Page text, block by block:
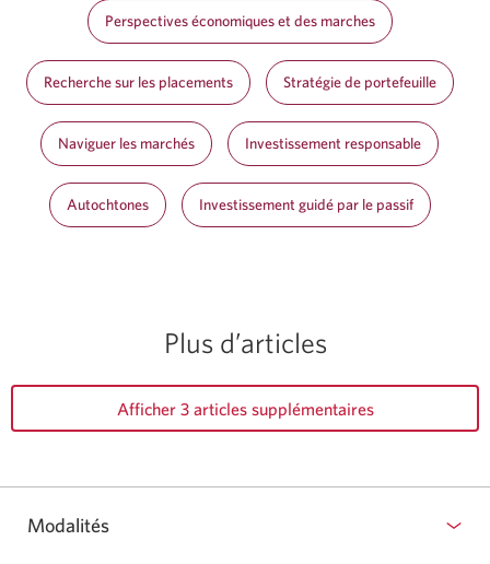
Perspectives économiques et des marches
Recherche sur les placements Stratégie de portefeuille
Naviguer les marchés Investissement responsable
Autochtones Investissement guidé par le passif
Plus d’articles
Afficher 3 articles supplémentaires
Modalités